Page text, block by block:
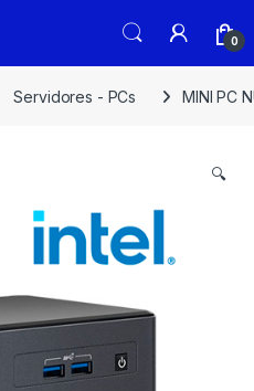
0
Servidores - PCs MINI PC
🔍